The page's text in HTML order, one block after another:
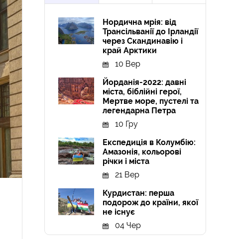
Нордична мрія: від
Трансільванії до Ірландії
через Скандинавію і
край Арктики
10 Вер
Йорданія-2022: давні
міста, біблійні герої,
Мертве море, пустелі та
легендарна Петра
10 Гру
Експедиція в Колумбію:
Амазонія, кольорові
річки і міста
21 Вер
Курдистан: перша
подорож до країни, якої
не існує
04 Чер